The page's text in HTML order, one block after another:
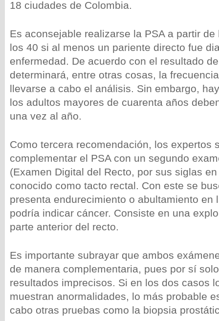
18 ciudades de Colombia.
Es aconsejable realizarse la PSA a partir
los 40 si al menos un pariente directo fue
enfermedad. De acuerdo con el resultado
determinará, entre otras cosas, la
llevarse a cabo el análisis. Sin embargo,
los adultos mayores de cuarenta años
una vez al año.
Como tercera recomendación, los expertos
complementar el PSA con un segundo
(Examen Digital del Recto, por sus siglas
conocido como tacto rectal. Con este se
presenta endurecimiento o abultamiento en
podría indicar cáncer. Consiste en una
parte anterior del recto.
Es importante subrayar que ambos
de manera complementaria, pues por sí
resultados imprecisos. Si en los dos casos
muestran anormalidades, lo más probable
cabo otras pruebas como la biopsia